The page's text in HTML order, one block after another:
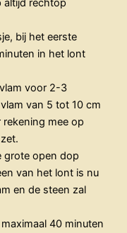
bij het eerste
in het lont
voor 2-3
van 5 tot 10 cm
mee op
grote open dop
van het lont is nu
en de steen zal
40 minuten